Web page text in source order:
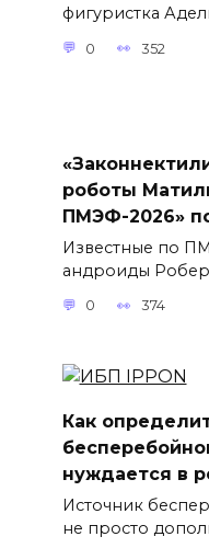
фигуристка
0 352
роботы
ПМЭФ-2026»
Известные по
андроиды
0 374
Как
нуждается в
Источник
не просто